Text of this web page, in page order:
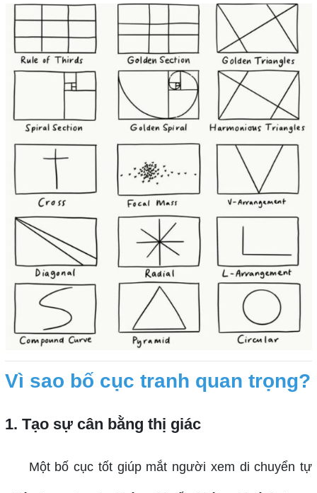
Vì sao bố cục tranh quan trọng?
1. Tạo sự cân bằng thị giác
Một bố cục tốt giúp mắt người xem di chuyển tự